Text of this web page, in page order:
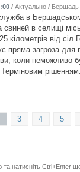
/ Актуально / Бершадь
в
в селищі
кілометрів від
пряма загроза для
коли неможливо
Терміновим
5
4
3
натисніть Ctrl+Enter